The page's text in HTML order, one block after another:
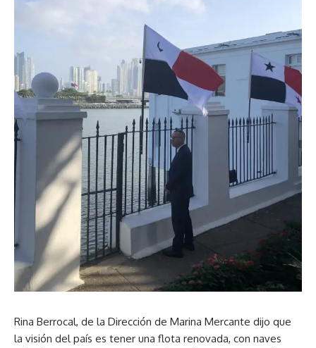
Rina Berrocal, de la Dirección de Marina Mercante dijo que
la visión del país es tener una flota renovada, con naves